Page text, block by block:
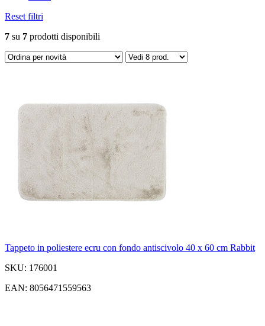
Reset filtri
7 su 7 prodotti disponibili
Tappeto in poliestere ecru con fondo antiscivolo 40 x 60 cm Rabbit
SKU: 176001
EAN: 8056471559563